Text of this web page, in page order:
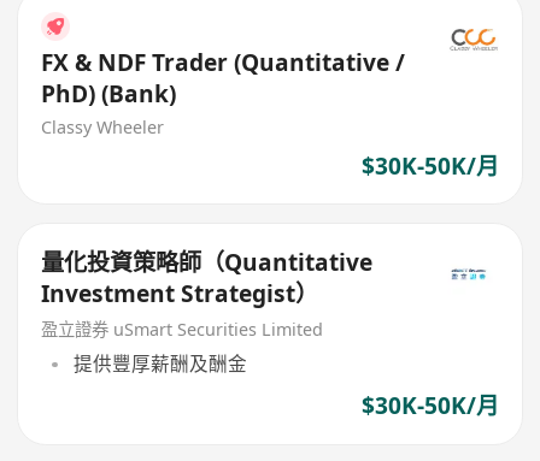
FX & NDF Trader (Quantitative /
PhD) (Bank)
Classy Wheeler
$30K-50K/月
量化投資策略師（Quantitative
Investment Strategist）
盈立證券 uSmart Securities Limited
提供豐厚薪酬及酬金
$30K-50K/月